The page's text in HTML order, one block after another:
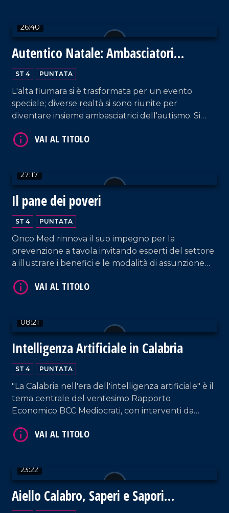
passato e futuro che ha uno sguardo rivolto verso
il progresso.
26:40
Autentico Natale: Ambasciatori
dell'Autismo
ST 4 PUNTATA
L'alta fiumara si è trasformata per un evento
speciale; diverse realtà si sono riunite per
diventare insieme ambasciatrici dell'autismo. Si
voce ad ogni bisbiglio.
27:17
Il pane dei poveri
ST 4 PUNTATA
Onco Med rinnova il suo impegno per la
prevenzione a tavola invitando esperti del settore
a illustrare i benefici e le modalità di assunzione
08:21
Intelligenza Artificiale in Calabria
ST 4 PUNTATA
"La Calabria nell'era dell'intelligenza artificiale" è il
tema centrale del ventesimo Rapporto
Economico BCC Mediocrati, con interventi da
svantaggi delle nuove tecnologie.
VAI AL TITOLO
23:22
Aiello Calabro, Saperi e Sapori
VAI AL TITOLO
VAI AL TITOLO
VAI AL TITOLO
VAI AL TITOLO